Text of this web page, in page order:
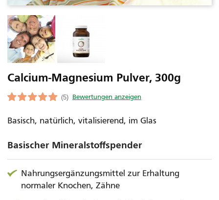
Calcium-Magnesium Pulver, 300g
(5)
Basisch, natürlich, vitalisierend, im Glas
Basischer Mineralstoffspender
Nahrungsergänzungsmittel zur Erhaltung
normaler Knochen, Zähne